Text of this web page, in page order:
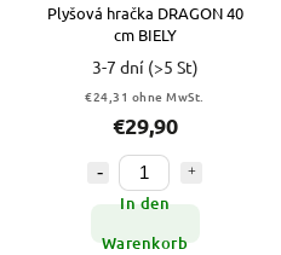
Plyšová hračka DRAGON 40
cm BIELY
3-7 dní (>5 St)
€24,31 ohne MwSt.
€29,90
In den
Warenkorb